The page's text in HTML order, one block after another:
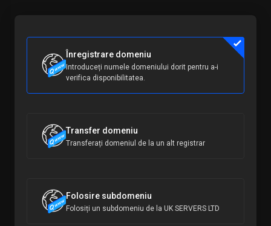
Înregistrare domeniu
Introduceți numele domeniului dorit pentru a-i
verifica disponibilitatea.
Transfer domeniu
Transferați domeniul de la un alt registrar
Folosire subdomeniu
Folosiți un subdomeniu de la UK SERVERS LTD